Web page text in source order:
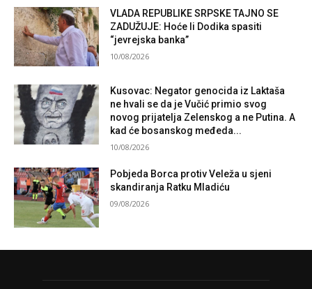
VLADA REPUBLIKE SRPSKE TAJNO SE
ZADUŽUJE: Hoće li Dodika spasiti
“jevrejska banka”
10/08/2026
Kusovac: Negator genocida iz Laktaša
ne hvali se da je Vučić primio svog
novog prijatelja Zelenskog a ne Putina. A
kad će bosanskog međeda...
10/08/2026
Pobjeda Borca protiv Veleža u sjeni
skandiranja Ratku Mladiću
09/08/2026